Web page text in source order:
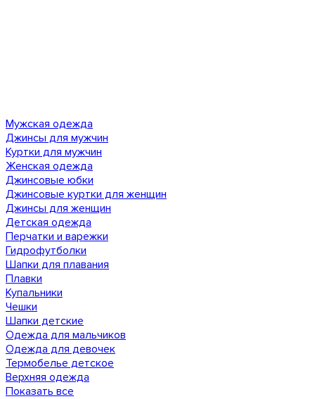
Мужская одежда
Джинсы для мужчин
Куртки для мужчин
Женская одежда
Джинсовые юбки
Джинсовые куртки для женщин
Джинсы для женщин
Детская одежда
Перчатки и варежки
Гидрофутболки
Шапки для плавания
Плавки
Купальники
Чешки
Шапки детские
Одежда для мальчиков
Одежда для девочек
Термобелье детское
Верхняя одежда
Показать все